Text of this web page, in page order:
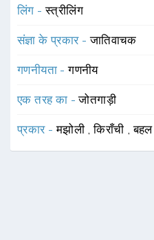
लिंग -स्त्रीलिंग
संज्ञा के प्रकार -जातिवाचक
गणनीयता -गणनीय
एक तरह का -जोतगाड़ी
प्रकार -मझोली ,किराँची ,बहल